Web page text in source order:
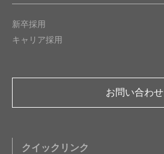
新卒採用
キャリア採用
お問い合わせ
クイックリンク